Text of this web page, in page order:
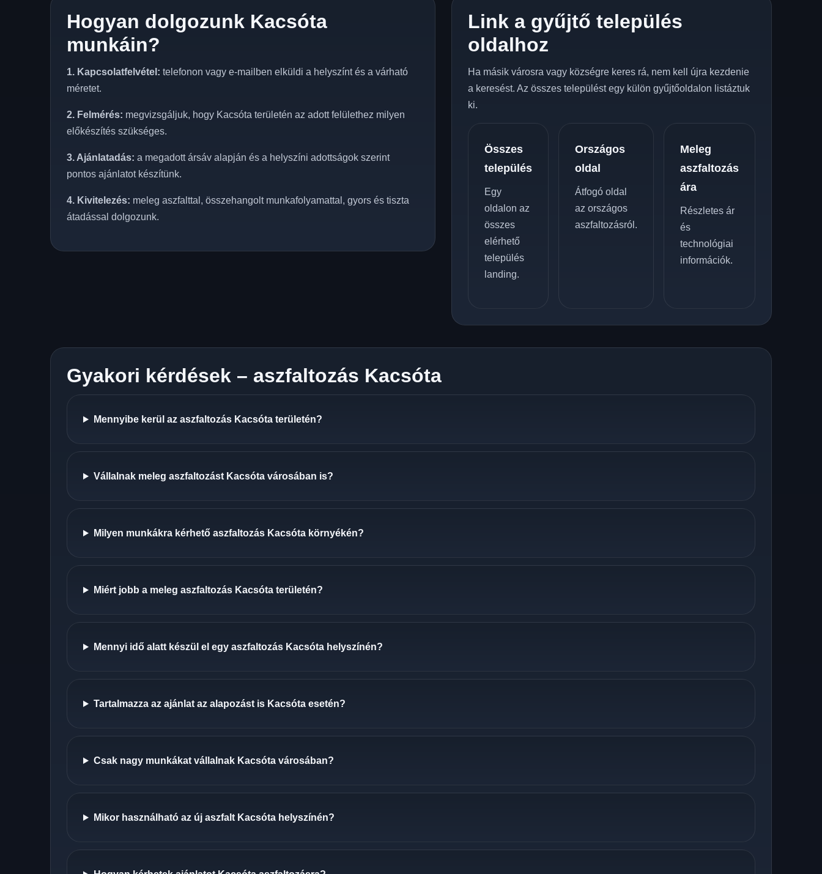
Hogyan dolgozunk Kacsóta
munkáin?
1. Kapcsolatfelvétel: telefonon vagy e-mailben elküldi a helyszínt és a várható
méretet.
2. Felmérés: megvizsgáljuk, hogy Kacsóta területén az adott felülethez milyen
előkészítés szükséges.
3. Ajánlatadás: a megadott ársáv alapján és a helyszíni adottságok szerint
pontos ajánlatot készítünk.
4. Kivitelezés: meleg aszfalttal, összehangolt munkafolyamattal, gyors és tiszta
átadással dolgozunk.
Link a gyűjtő település
oldalhoz
Ha másik városra vagy községre keres rá, nem kell újra kezdenie
a keresést. Az összes települést egy külön gyűjtőoldalon listáztuk
ki.
Összes
település
Egy
oldalon az
összes
elérhető
település
landing.
Országos
oldal
Átfogó oldal
az országos
aszfaltozásról.
Meleg
aszfaltozás
ára
Részletes ár
és
technológiai
információk.
Gyakori kérdések – aszfaltozás Kacsóta
Mennyibe kerül az aszfaltozás Kacsóta területén?
Vállalnak meleg aszfaltozást Kacsóta városában is?
Milyen munkákra kérhető aszfaltozás Kacsóta környékén?
Miért jobb a meleg aszfaltozás Kacsóta területén?
Mennyi idő alatt készül el egy aszfaltozás Kacsóta helyszínén?
Tartalmazza az ajánlat az alapozást is Kacsóta esetén?
Csak nagy munkákat vállalnak Kacsóta városában?
Mikor használható az új aszfalt Kacsóta helyszínén?